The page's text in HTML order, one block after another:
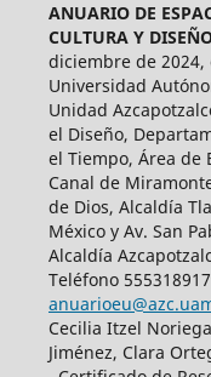
ANUARIO DE
CULTURA Y
diciembre de
Universidad
Unidad
el Diseño,
el Tiempo, Área de
Canal de
de Dios, Alcaldía
México y Av. San
Alcaldía
Teléfono
Cecilia Itzel
Jiménez, Clara